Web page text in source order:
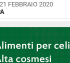
FEBBRAIO 2020